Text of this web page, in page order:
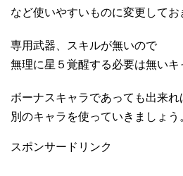
など使いやすいものに変更してお
専用武器、スキルが無いので
無理に星５覚醒する必要は無いキ
ボーナスキャラであっても出来れ
別のキャラを使っていきましょう
スポンサードリンク